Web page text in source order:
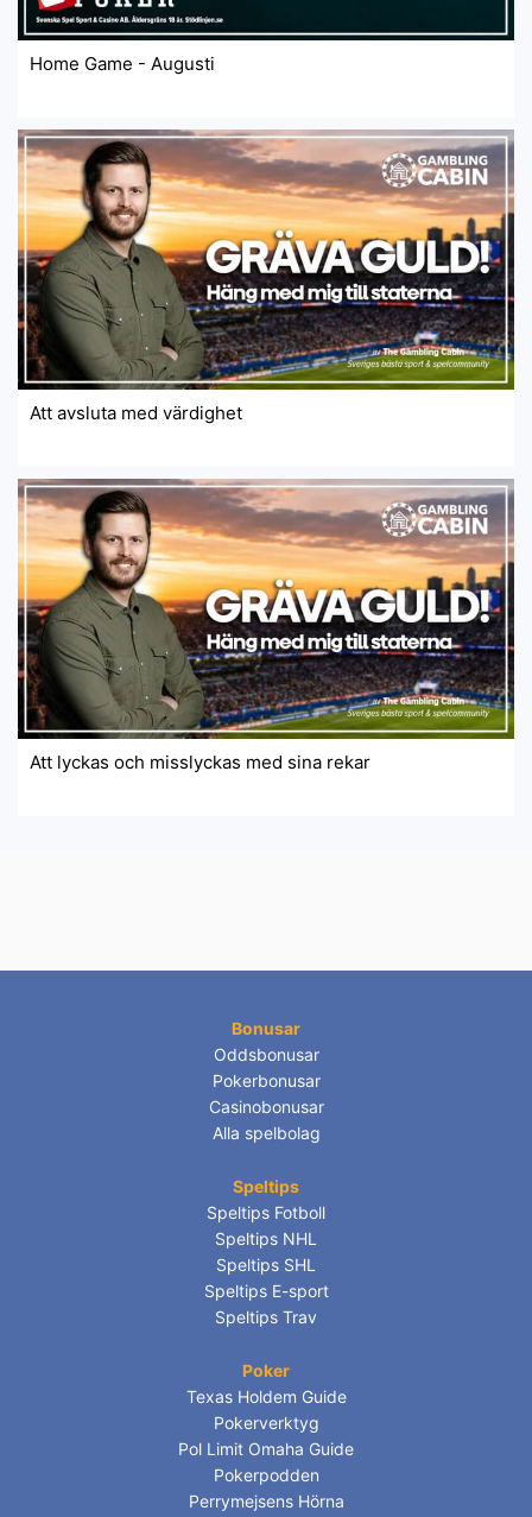
Home Game - Augusti
Att avsluta med värdighet
Att lyckas och misslyckas med sina rekar
Bonusar
Oddsbonusar
Pokerbonusar
Casinobonusar
Alla spelbolag
Speltips
Speltips Fotboll
Speltips NHL
Speltips SHL
Speltips E-sport
Speltips Trav
Poker
Texas Holdem Guide
Pokerverktyg
Pol Limit Omaha Guide
Pokerpodden
Perrymejsens Hörna